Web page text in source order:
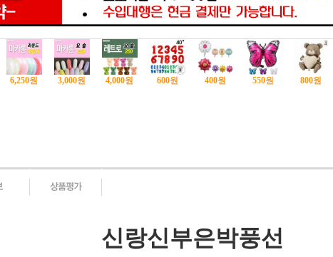
6,250원 3,000원 4,000원 600원 400원 550원 800원
신랑신부은박풍선